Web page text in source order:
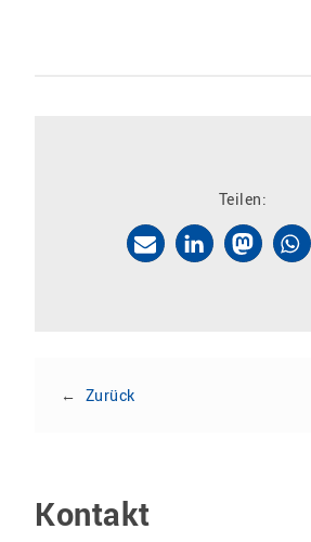
Teilen:
← Zurück
Kontakt